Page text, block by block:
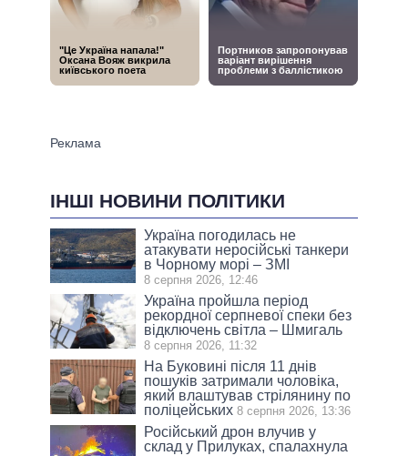
ІНШІ НОВИНИ ПОЛІТИКИ
Україна погодилась не
атакувати неросійські танкери
в Чорному морі – ЗМІ
8 серпня 2026, 12:46
Україна пройшла період
рекордної серпневої спеки без
відключень світла – Шмигаль
8 серпня 2026, 11:32
На Буковині після 11 днів
пошуків затримали чоловіка,
який влаштував стрілянину по
поліцейських 8 серпня 2026, 13:36
Російський дрон влучив у
склад у Прилуках, спалахнула